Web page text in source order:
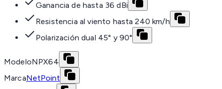
Ganancia de hasta 36 dBi
Resistencia al viento hasta 240 km/h
Polarización dual 45° y 90°
ModeloNPX64
MarcaNetPoint